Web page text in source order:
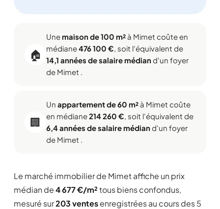
🏠
Une maison de 100 m² à Mimet coûte en
médiane476 100 €, soit l'équivalent de
14,1 années de salaire médiand'un foyer
de Mimet .
🏢
Un appartement de 60 m² à Mimet coûte
en médiane214 260 €, soit l'équivalent de
6,4 années de salaire médiand'un foyer
de Mimet .
Le marché immobilier de Mimet affiche un prix
médian de4 677 €/m²tous biens confondus,
mesuré sur203 ventesenregistrées au cours des 5